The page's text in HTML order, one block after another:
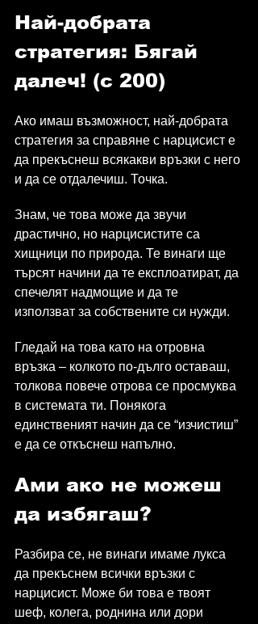
Най-добрата
стратегия: Бягай
далеч! (с 200)
Ако имаш възможност, най-добрата
стратегия за справяне с нарцисист е
да прекъснеш всякакви връзки с него
и да се отдалечиш. Точка.
Знам, че това може да звучи
драстично, но нарцисистите са
хищници по природа. Те винаги ще
търсят начини да те експлоатират, да
спечелят надмощие и да те
използват за собствените си нужди.
Гледай на това като на отровна
връзка – колкото по-дълго оставаш,
толкова повече отрова се просмуква
в системата ти. Понякога
единственият начин да се “изчистиш”
е да се откъснеш напълно.
Ами ако не можеш
да избягаш?
Разбира се, не винаги имаме лукса
да прекъснем всички връзки с
нарцисист. Може би това е твоят
шеф, колега, роднина или дори